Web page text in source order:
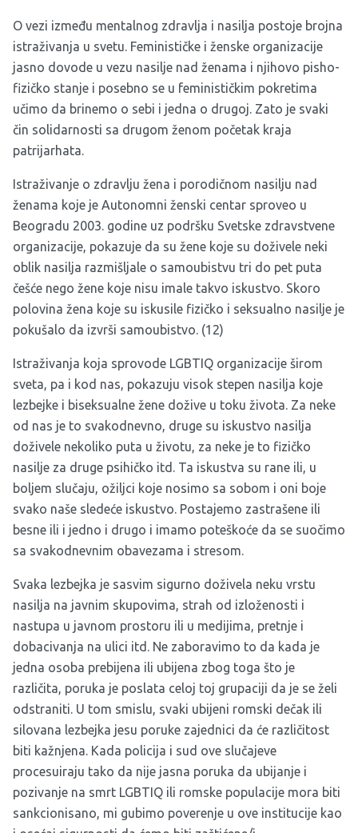
O vezi između mentalnog zdravlja i nasilja postoje brojna
istraživanja u svetu. Feminističke i ženske organizacije
jasno dovode u vezu nasilje nad ženama i njihovo pisho-
fizičko stanje i posebno se u feminističkim pokretima
učimo da brinemo o sebi i jedna o drugoj. Zato je svaki
čin solidarnosti sa drugom ženom početak kraja
patrijarhata.
Istraživanje o zdravlju žena i porodičnom nasilju nad
ženama koje je Autonomni ženski centar sproveo u
Beogradu 2003. godine uz podršku Svetske zdravstvene
organizacije, pokazuje da su žene koje su doživele neki
oblik nasilja razmišljale o samoubistvu tri do pet puta
češće nego žene koje nisu imale takvo iskustvo. Skoro
polovina žena koje su iskusile fizičko i seksualno nasilje je
pokušalo da izvrši samoubistvo. (12)
Istraživanja koja sprovode LGBTIQ organizacije širom
sveta, pa i kod nas, pokazuju visok stepen nasilja koje
lezbejke i biseksualne žene dožive u toku života. Za neke
od nas je to svakodnevno, druge su iskustvo nasilja
doživele nekoliko puta u životu, za neke je to fizičko
nasilje za druge psihičko itd. Ta iskustva su rane ili, u
boljem slučaju, ožiljci koje nosimo sa sobom i oni boje
svako naše sledeće iskustvo. Postajemo zastrašene ili
besne ili i jedno i drugo i imamo poteškoće da se suočimo
sa svakodnevnim obavezama i stresom.
Svaka lezbejka je sasvim sigurno doživela neku vrstu
nasilja na javnim skupovima, strah od izloženosti i
nastupa u javnom prostoru ili u medijima, pretnje i
dobacivanja na ulici itd. Ne zaboravimo to da kada je
jedna osoba prebijena ili ubijena zbog toga što je
različita, poruka je poslata celoj toj grupaciji da je se želi
odstraniti. U tom smislu, svaki ubijeni romski dečak ili
silovana lezbejka jesu poruke zajednici da će različitost
biti kažnjena. Kada policija i sud ove slučajeve
procesuiraju tako da nije jasna poruka da ubijanje i
pozivanje na smrt LGBTIQ ili romske populacije mora biti
sankcionisano, mi gubimo poverenje u ove institucije kao